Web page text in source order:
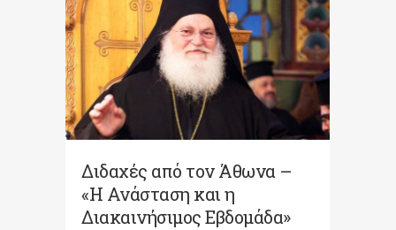
Διδαχές από τον Άθωνα –
«Η Ανάσταση και η
Διακαινήσιμος Εβδομάδα»